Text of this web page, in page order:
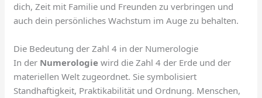
dich, Zeit mit Familie und Freunden zu verbringen und
auch dein persönliches Wachstum im Auge zu behalten.
Die Bedeutung der Zahl 4 in der Numerologie
In der Numerologie wird die Zahl 4 der Erde und der
materiellen Welt zugeordnet. Sie symbolisiert
Standhaftigkeit, Praktikabilität und Ordnung. Menschen,